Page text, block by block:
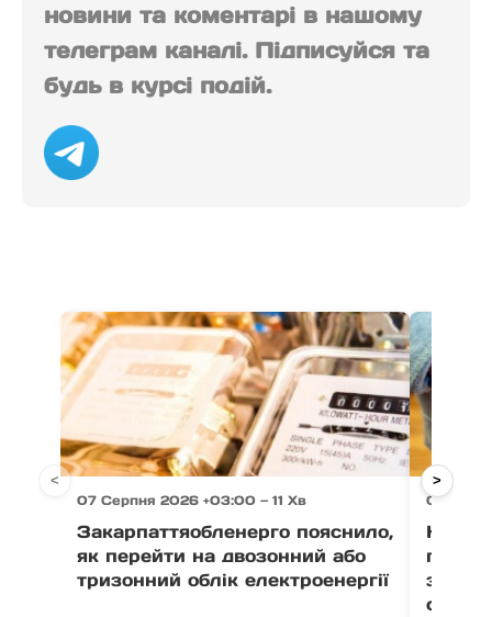
новини та коментарі в нашому
телеграм каналі. Підписуйся та
будь в курсі подій.
07 Серпня 2026 +03:00 — 11 Хв
Закарпаттяобленерго пояснило,
як перейти на двозонний або
тризонний облік електроенергії
07
На
< >